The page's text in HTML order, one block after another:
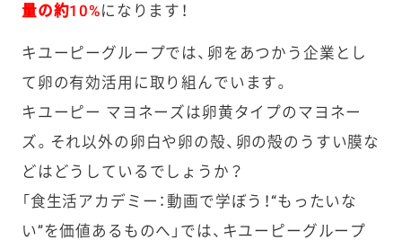
量の約10%になります！
キユーピーグループでは、卵をあつかう企業とし
て卵の有効活用に取り組んでいます。
キユーピー マヨネーズは卵黄タイプのマヨネー
ズ。それ以外の卵白や卵の殻、卵の殻のうすい膜な
どはどうしているでしょうか？
「食生活アカデミー：動画で学ぼう！“もったいな
い”を価値あるものへ」では、キユーピーグループ